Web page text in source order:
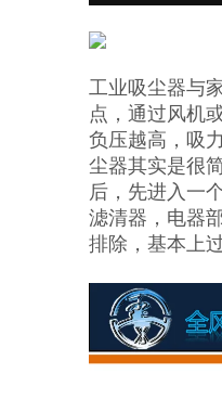
工业吸尘器与
点，通过风机
负压越高，吸
尘器其实是很
后，先进入一
滤清器，电器
排除，基本上